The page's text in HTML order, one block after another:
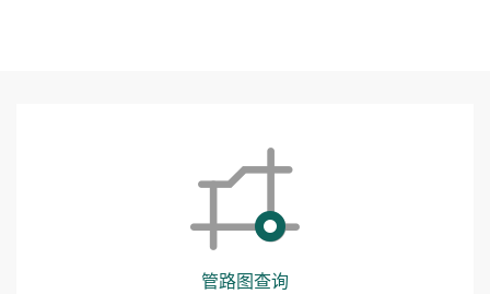
管路图查询